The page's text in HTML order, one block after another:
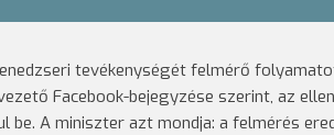
tevékenységét felmérő
Facebook-bejegyzése szerint, az
A miniszter azt mondja: a felmérés